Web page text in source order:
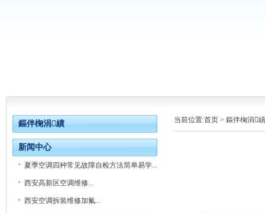
鏂伴椈涓績
新闻中心
夏季空调四种常见故障自检方法简单易学...
西安高新区空调维修...
西安空调拆装维修加氟...
当前位置:首页 > 鏂伴椈涓績